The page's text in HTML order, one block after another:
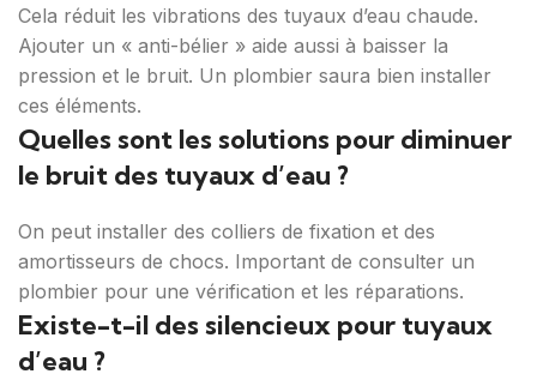
Cela réduit les vibrations des tuyaux d’eau chaude.
Ajouter un « anti-bélier » aide aussi à baisser la
pression et le bruit. Un plombier saura bien installer
ces éléments.
Quelles sont les solutions pour diminuer
le bruit des tuyaux d’eau ?
On peut installer des colliers de fixation et des
amortisseurs de chocs. Important de consulter un
plombier pour une vérification et les réparations.
Existe-t-il des silencieux pour tuyaux
d’eau ?